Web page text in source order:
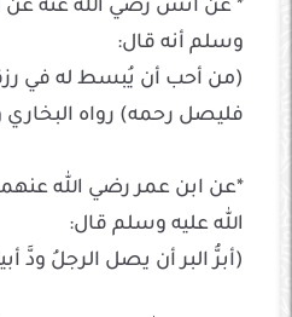
* عن أنس رضي الله عنه عن
وسلم أنه قال:
(من أحب أن يُبسط له في
فليصل رحمه) رواه
*عن ابن عمر رضي الله
الله عليه وسلم قال:
(أبرُّ البر أن يصل الرجلُ ودَّ